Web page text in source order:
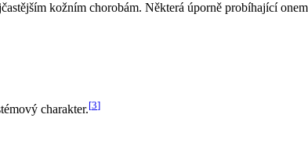
kožním chorobám. Některá úporně probíhající
charakter.[3]